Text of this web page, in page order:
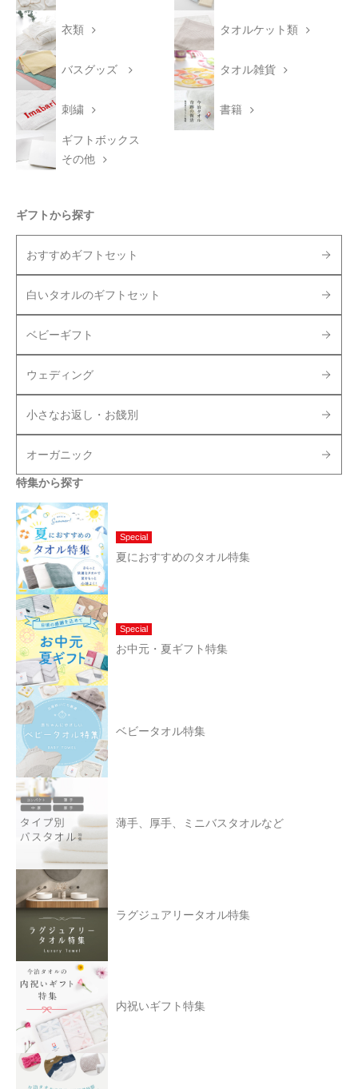
衣類 タオルケット類
バスグッズ タオル雑貨
刺繍 書籍
ギフトボックス
その他
ギフトから探す
おすすめギフトセット
白いタオルのギフトセット
ベビーギフト
ウェディング
小さなお返し・お餞別
オーガニック
特集から探す
Special
夏におすすめのタオル特集
Special
お中元・夏ギフト特集
ベビータオル特集
薄手、厚手、ミニバスタオルなど
ラグジュアリータオル特集
内祝いギフト特集